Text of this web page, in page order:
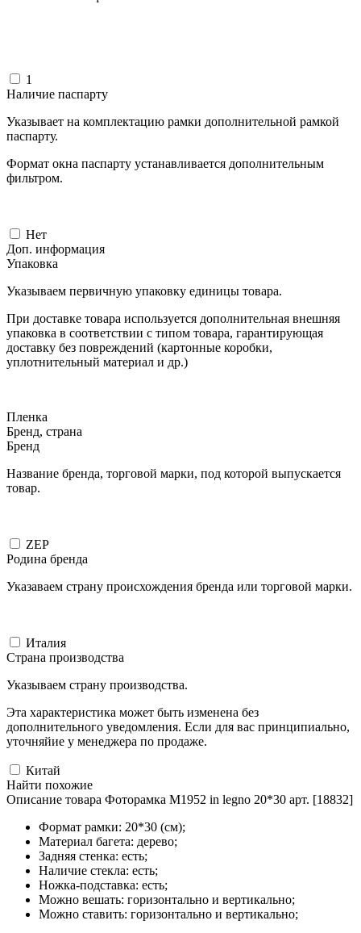
1
Наличие паспарту
Указывает на комплектацию рамки дополнительной рамкой
паспарту.
Формат окна паспарту устанавливается дополнительным
фильтром.
Нет
Доп. информация
Упаковка
Указываем первичную упаковку единицы товара.
При доставке товара используется дополнительная внешняя
упаковка в соответствии с типом товара, гарантирующая
доставку без повреждений (картонные коробки,
уплотнительный материал и др.)
Пленка
Бренд, страна
Бренд
Название бренда, торговой марки, под которой выпускается
товар.
ZEP
Родина бренда
Указаваем страну происхождения бренда или торговой марки.
Италия
Страна производства
Указываем страну производства.
Эта характеристика может быть изменена без
дополнительного уведомления. Если для вас принципиально,
уточняйие у менеджера по продаже.
Китай
Найти похожие
Описание товара Фоторамка M1952 in legno 20*30 арт. [18832]
Формат рамки: 20*30 (см);
Материал багета: дерево;
Задняя стенка: есть;
Наличие стекла: есть;
Ножка-подставка: есть;
Можно вешать: горизонтально и вертикально;
Можно ставить: горизонтально и вертикально;